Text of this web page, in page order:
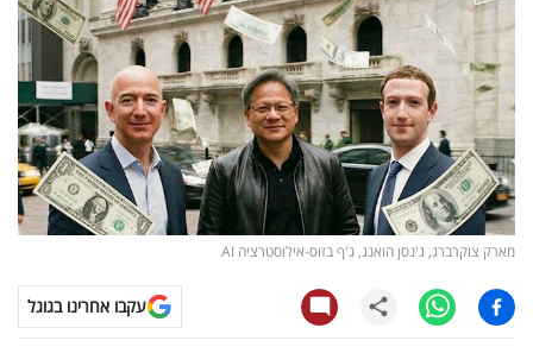
רכילות
עסקית
קריפטו
ויראלי
טלוויזיה
מארק צוקרברג, ג'נסן הואנג, ג'ף בזוס-אילוסטרציה AI
עקבו אחרינו בגוגל